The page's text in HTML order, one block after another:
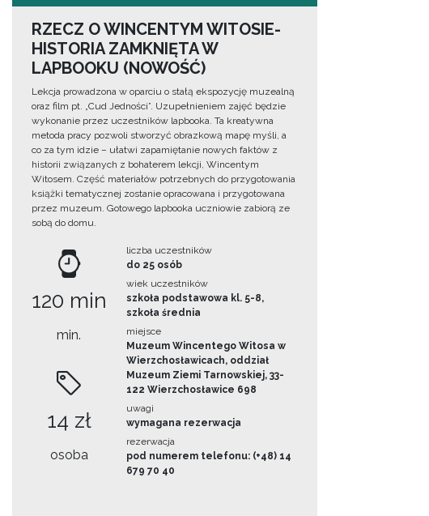
RZECZ O WINCENTYM WITOSIE-
HISTORIA ZAMKNIĘTA W
LAPBOOKU (NOWOŚĆ)
Lekcja prowadzona w oparciu o stałą ekspozycję muzealną
oraz film pt. „Cud Jedności”. Uzupełnieniem zajęć będzie
wykonanie przez uczestników lapbooka. Ta kreatywna
metoda pracy pozwoli stworzyć obrazkową mapę myśli, a
co za tym idzie – ułatwi zapamiętanie nowych faktów z
historii związanych z bohaterem lekcji, Wincentym
Witosem. Część materiałów potrzebnych do przygotowania
książki tematycznej zostanie opracowana i przygotowana
przez muzeum. Gotowego lapbooka uczniowie zabiorą ze
sobą do domu.
120 min
min.
14 zł
osoba
liczba uczestników
do 25 osób
wiek uczestników
szkoła podstawowa kl. 5-8,
szkoła średnia
miejsce
Muzeum Wincentego Witosa w
Wierzchosławicach, oddział
Muzeum Ziemi Tarnowskiej, 33-
122 Wierzchosławice 698
uwagi
wymagana rezerwacja
rezerwacja
pod numerem telefonu: (+48) 14
679 70 40